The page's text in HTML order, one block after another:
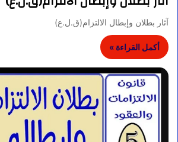
آثار بطلان وإبطال الالتزام(ق.ل.ع)
أكمل القراءة »